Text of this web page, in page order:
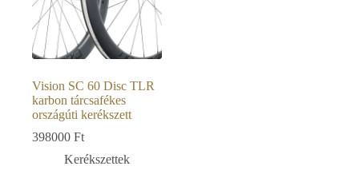
Vision SC 60 Disc TLR
karbon tárcsafékes
országúti kerékszett
398000 Ft
Kerékszettek